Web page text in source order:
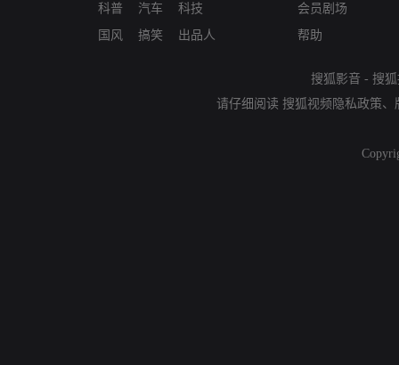
科普
国风
汽车
搞笑
科技
出品人
会员剧场
帮助
搜狐影音 - 搜
请仔细阅读 搜狐视频隐私政策、